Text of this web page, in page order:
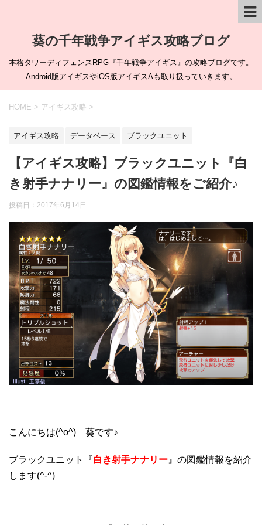
葵の千年戦争アイギス攻略ブログ
本格タワーディフェンスRPG『千年戦争アイギス』の攻略ブログです。
Android版アイギスやiOS版アイギスAも取り扱っていきます。
HOME > アイギス攻略 >
アイギス攻略 データベース ブラックユニット
【アイギス攻略】ブラックユニット『白
き射手ナナリー』の図鑑情報をご紹介♪
投稿日： 2017年6月14日
こんにちは(^o^) 葵です♪
ブラックユニット『白き射手ナナリー 』の図鑑情報を紹介
します(^-^)